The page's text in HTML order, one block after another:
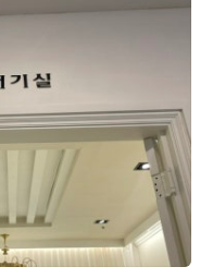
생들에게 저도모르게 추천